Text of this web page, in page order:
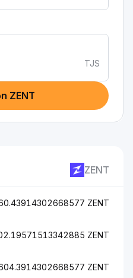
TJS
ZENT
ZENT
ZENT
ZENT
ZENT